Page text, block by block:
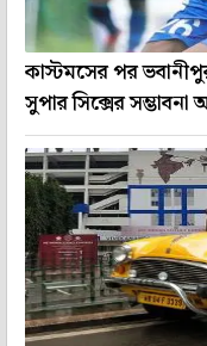
কাস্টমসের পর
সুপার সিক্সের